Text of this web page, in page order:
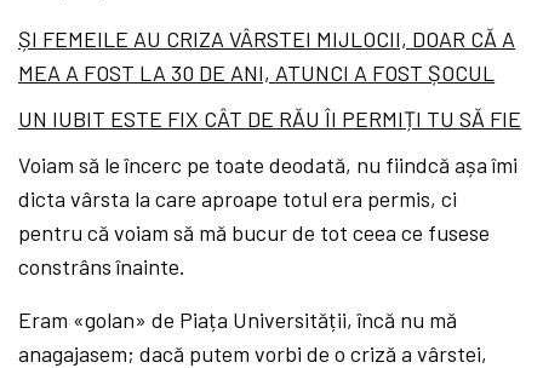
ȘI FEMEILE AU CRIZA VÂRSTEI MIJLOCII, DOAR CĂ A
MEA A FOST LA 30 DE ANI, ATUNCI A FOST ȘOCUL
UN IUBIT ESTE FIX CÂT DE RĂU ÎI PERMIȚI TU SĂ FIE
Voiam să le încerc pe toate deodată, nu fiindcă așa îmi
dicta vârsta la care aproape totul era permis, ci
pentru că voiam să mă bucur de tot ceea ce fusese
constrâns înainte.
Eram «golan» de Piața Universității, încă nu mă
anagajasem; dacă putem vorbi de o criză a vârstei,